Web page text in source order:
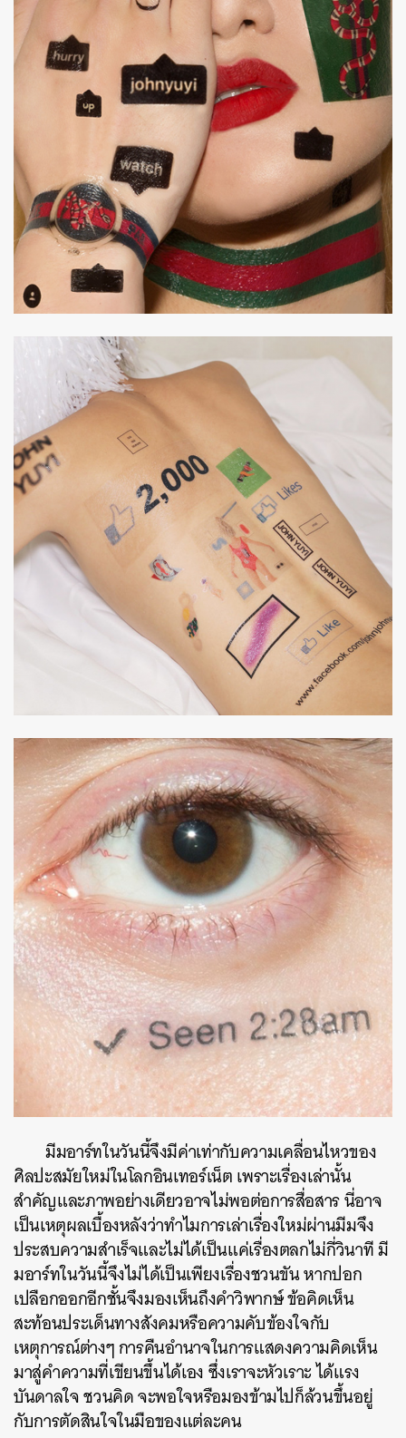
มีมอาร์ทในวันนี้จึงมีค่าเท่ากับความเคลื่อนไหวของ
ศิลปะสมัยใหม่ในโลกอินเทอร์เน็ต เพราะเรื่องเล่านั้น
สำคัญและภาพอย่างเดียวอาจไม่พอต่อการสื่อสาร นี่อาจ
เป็นเหตุผลเบื้องหลังว่าทำไมการเล่าเรื่องใหม่ผ่านมีมจึง
ประสบความสำเร็จและไม่ได้เป็นแค่เรื่องตลกไม่กี่วินาที มี
มอาร์ทในวันนี้จึงไม่ได้เป็นเพียงเรื่องชวนขัน หากปอก
เปลือกออกอีกชั้นจึงมองเห็นถึงคำวิพากษ์ ข้อคิดเห็น
สะท้อนประเด็นทางสังคมหรือความคับข้องใจกับ
เหตุการณ์ต่างๆ การคืนอำนาจในการแสดงความคิดเห็น
มาสู่คำความที่เขียนขึ้นได้เอง ซึ่งเราจะหัวเราะ ได้แรง
บันดาลใจ ชวนคิด จะพอใจหรือมองข้ามไปก็ล้วนขึ้นอยู่
กับการตัดสินใจในมือของแต่ละคน